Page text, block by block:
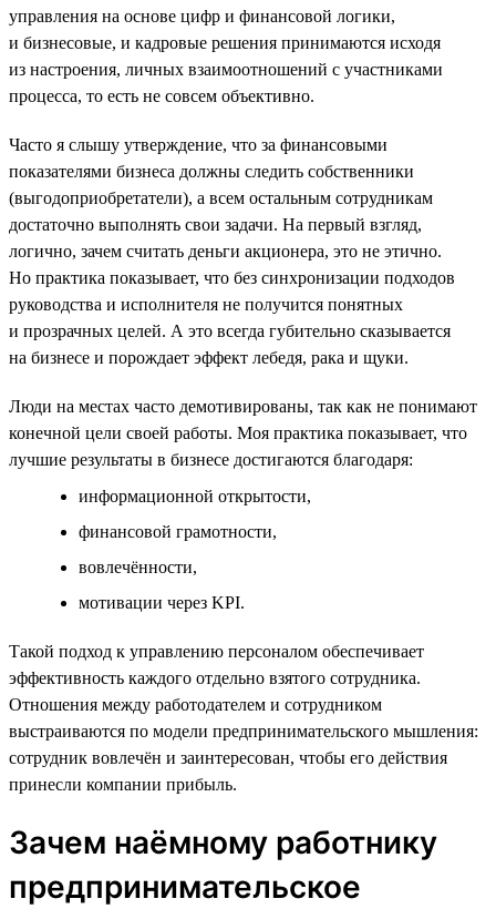
управления на основе цифр и финансовой логики,
и бизнесовые, и кадровые решения принимаются исходя
из настроения, личных взаимоотношений с участниками
процесса, то есть не совсем объективно.
Часто я слышу утверждение, что за финансовыми
показателями бизнеса должны следить собственники
(выгодоприобретатели), а всем остальным сотрудникам
достаточно выполнять свои задачи. На первый взгляд,
логично, зачем считать деньги акционера, это не этично.
Но практика показывает, что без синхронизации подходов
руководства и исполнителя не получится понятных
и прозрачных целей. А это всегда губительно сказывается
на бизнесе и порождает эффект лебедя, рака и щуки.
Люди на местах часто демотивированы, так как не понимают
конечной цели своей работы. Моя практика показывает, что
лучшие результаты в бизнесе достигаются благодаря:
информационной открытости,
финансовой грамотности,
вовлечённости,
мотивации через KPI.
Такой подход к управлению персоналом обеспечивает
эффективность каждого отдельно взятого сотрудника.
Отношения между работодателем и сотрудником
выстраиваются по модели предпринимательского мышления:
сотрудник вовлечён и заинтересован, чтобы его действия
принесли компании прибыль.
Зачем наёмному работнику
предпринимательское